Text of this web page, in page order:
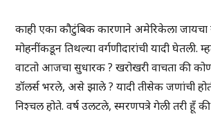
काही एका कौटुंबिक कारणाने अमेरिकेला जायचा
मोहनींकडून तिथल्या वर्गणीदारांची यादी घेतली.
वाटतो आजचा सुधारक ? खरोखरी वाचता की
डॉलर्स भरले, असे झाले ? यादी तीसेक जणांची
निश्चल होते. वर्ष उलटले, स्मरणपत्रे गेली तरी हूँ